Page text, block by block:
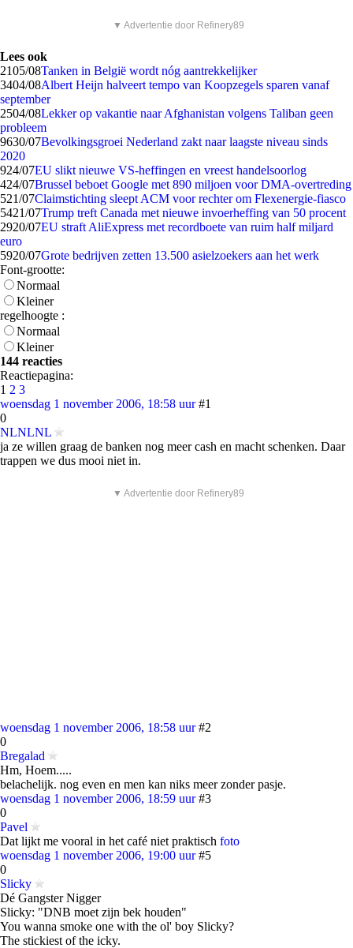
▼ Advertentie door Refinery89
Lees ook
2105/08Tanken in België wordt nóg aantrekkelijker
3404/08Albert Heijn halveert tempo van Koopzegels sparen vanaf
september
2504/08Lekker op vakantie naar Afghanistan volgens Taliban geen
probleem
9630/07Bevolkingsgroei Nederland zakt naar laagste niveau sinds
2020
924/07EU slikt nieuwe VS-heffingen en vreest handelsoorlog
424/07Brussel beboet Google met 890 miljoen voor DMA-overtreding
521/07Claimstichting sleept ACM voor rechter om Flexenergie-fiasco
5421/07Trump treft Canada met nieuwe invoerheffing van 50 procent
2920/07EU straft AliExpress met recordboete van ruim half miljard
euro
5920/07Grote bedrijven zetten 13.500 asielzoekers aan het werk
Font-grootte:
Normaal
Kleiner
regelhoogte :
Normaal
Kleiner
144 reacties
Reactiepagina:
1 2 3
woensdag 1 november 2006, 18:58 uur #1
0
NLNLNL
ja ze willen graag de banken nog meer cash en macht schenken. Daar
trappen we dus mooi niet in.
▼ Advertentie door Refinery89
woensdag 1 november 2006, 18:58 uur #2
0
Bregalad
Hm, Hoem.....
belachelijk. nog even en men kan niks meer zonder pasje.
woensdag 1 november 2006, 18:59 uur #3
0
Pavel
Dat lijkt me vooral in het café niet praktisch foto
woensdag 1 november 2006, 19:00 uur #5
0
Slicky
Dé Gangster Nigger
Slicky: "DNB moet zijn bek houden"
You wanna smoke one with the ol' boy Slicky?
The stickiest of the icky.